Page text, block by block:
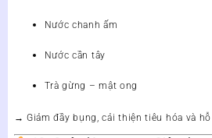
Nước chanh ấm
Nước cần tây
Trà gừng – mật ong
→ Giảm đầy bụng, cải thiện tiêu hóa và